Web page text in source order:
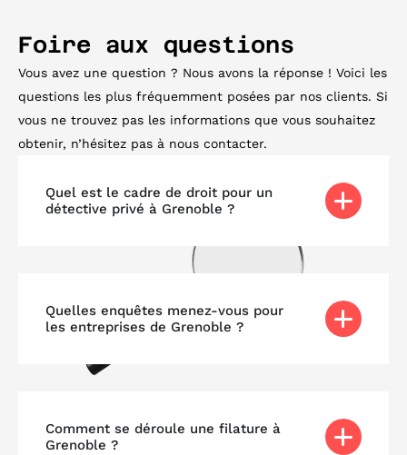
Foire aux questions
Vous avez une question ? Nous avons la réponse ! Voici les
questions les plus fréquemment posées par nos clients. Si
vous ne trouvez pas les informations que vous souhaitez
obtenir, n’hésitez pas à nous contacter.
Quel est le cadre de droit pour un
détective privé à Grenoble ?
Quelles enquêtes menez-vous pour
les entreprises de Grenoble ?
Comment se déroule une filature à
Grenoble ?